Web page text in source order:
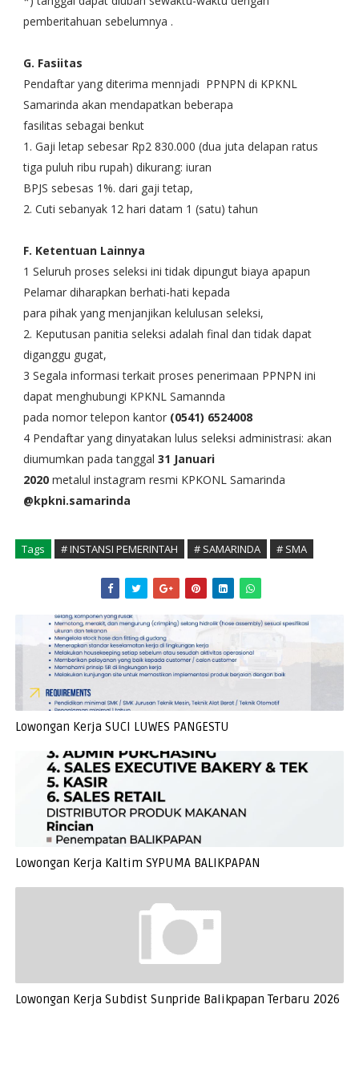
pemberitahuan sebelumnya .
G. Fasiitas
Pendaftar yang diterima mennjadi PPNPN di KPKNL
Samarinda akan mendapatkan beberapa
fasilitas sebagai benkut
1. Gaji letap sebesar Rp2 830.000 (dua juta delapan ratus
tiga puluh ribu rupah) dikurang: iuran
BPJS sebesas 1%. dari gaji tetap,
2. Cuti sebanyak 12 hari datam 1 (satu) tahun
F. Ketentuan Lainnya
1 Seluruh proses seleksi ini tidak dipungut biaya apapun
Pelamar diharapkan berhati-hati kepada
para pihak yang menjanjikan kelulusan seleksi,
2. Keputusan panitia seleksi adalah final dan tidak dapat
diganggu gugat,
3 Segala informasi terkait proses penerimaan PPNPN ini
dapat menghubungi KPKNL Samannda
pada nomor telepon kantor (0541) 6524008
4 Pendaftar yang dinyatakan lulus seleksi administrasi: akan
diumumkan pada tanggal 31 Januari
2020 metalul instagram resmi KPKONL Samarinda
@kpkni.samarinda
Tags # INSTANSI PEMERINTAH # SAMARINDA # SMA
Lowongan Kerja SUCI LUWES PANGESTU
Lowongan Kerja Kaltim SYPUMA BALIKPAPAN
Lowongan Kerja Subdist Sunpride Balikpapan Terbaru 2026